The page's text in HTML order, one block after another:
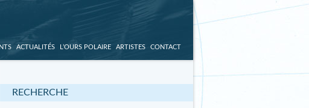
ACTUALITÉS L’OURS POLAIRE ARTISTES CONTACT
RECHERCHE